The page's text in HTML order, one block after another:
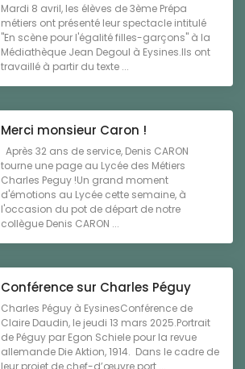
Mardi 8 avril, les élèves de 3ème Prépa
métiers ont présenté leur spectacle intitulé
"En scène pour l'égalité filles-garçons" à la
Médiathèque Jean Degoul à Eysines.Ils ont
travaillé à partir du texte ...
Merci monsieur Caron !
Après 32 ans de service, Denis CARON
tourne une page au Lycée des Métiers
Charles Peguy !Un grand moment
d'émotions au Lycée cette semaine, à
l'occasion du pot de départ de notre
collègue Denis CARON ...
Conférence sur Charles Péguy
Charles Péguy à EysinesConférence de
Claire Daudin, le jeudi 13 mars 2025.Portrait
de Péguy par Egon Schiele pour la revue
allemande Die Aktion, 1914. Dans le cadre de
leur projet de chef-d’œuvre port ...